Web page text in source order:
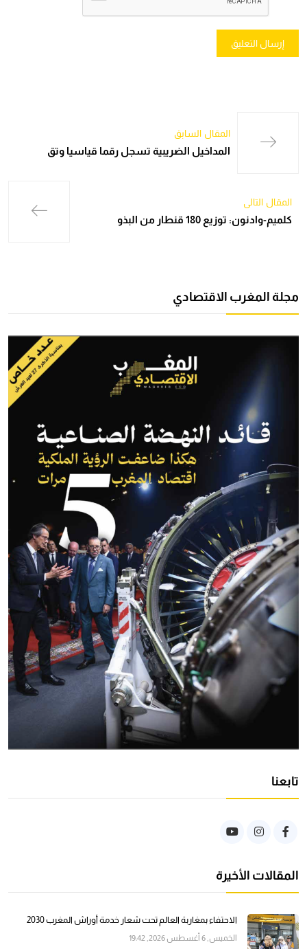
المقال السابق
المداخيل الضريبية تسجل رقما قياسيا وتق
المقال التالي
كلميم-وادنون: توزيع 180 قنطار من البذو
مجلة المغرب الاقتصادي
تابعنا
المقالات الأخيرة
الاحتفاء بمغاربة العالم تحت شعار خدمة أوراش المغرب 2030
الخميس, 6 أغسطس 2026, 19:42